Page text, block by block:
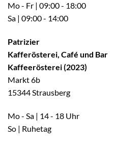
Mo - Fr | 09:00 - 18:00
Sa | 09:00 - 14:00
Patrizier
Kafferösterei, Café und Bar
Kaffeerösterei (2023)
Markt 6b
15344 Strausberg
Mo - Sa | 14 - 18 Uhr
So | Ruhetag